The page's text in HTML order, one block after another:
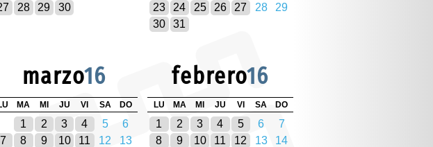
28 29 30
23
24 25 26 27 28
29
30
31
marzo16
MA MI JU VI SA DO
1 2 3 4 5
6
7
8 9 10 11 12
13
febrero16
LU MA MI JU VI SA DO
1 2 3 4 5 6
7
8
9 10 11 12 13
14